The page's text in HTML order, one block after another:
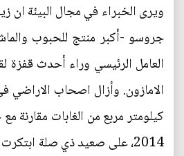
ويرى الخبراء في مجال البيئة ان
جروسو -أكبر منتج للحبوب
العامل الرئيسي وراء أحدث قفزة
كيلومتر مربع من الغابات مقارنة
2014، على صعيد ذي صلة